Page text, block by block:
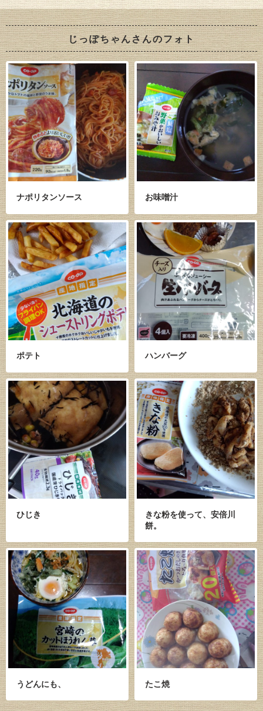
じっぽちゃんさんのフォト
ナポリタンソース お味噌汁
ポテト ハンバーグ
ひじき
きな粉を使って、安倍川
餅。
うどんにも、 たこ焼